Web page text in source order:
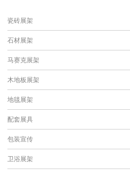
瓷砖展架
石材展架
马赛克展架
木地板展架
地毯展架
配套展具
包装宣传
卫浴展架